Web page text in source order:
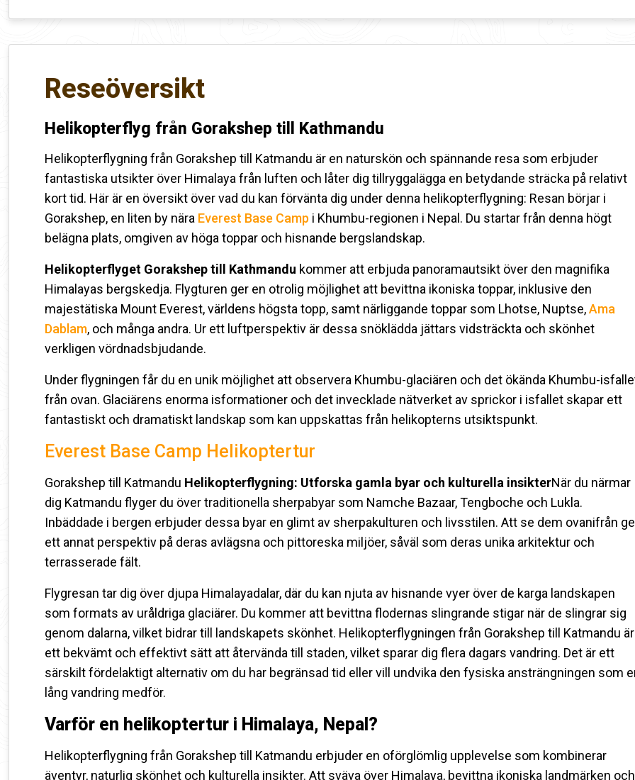
Reseöversikt
Helikopterflyg från Gorakshep till Kathmandu
Helikopterflygning från Gorakshep till Katmandu är en naturskön och spännande resa som erbjuder
fantastiska utsikter över Himalaya från luften och låter dig tillryggalägga en betydande sträcka på relativt
kort tid. Här är en översikt över vad du kan förvänta dig under denna helikopterflygning: Resan börjar i
Gorakshep, en liten by nära Everest Base Camp i Khumbu-regionen i Nepal. Du startar från denna högt
belägna plats, omgiven av höga toppar och hisnande bergslandskap.
Helikopterflyget Gorakshep till Kathmandu kommer att erbjuda panoramautsikt över den magnifika
Himalayas bergskedja. Flygturen ger en otrolig möjlighet att bevittna ikoniska toppar, inklusive den
majestätiska Mount Everest, världens högsta topp, samt närliggande toppar som Lhotse, Nuptse,Ama
Dablam, och många andra. Ur ett luftperspektiv är dessa snöklädda jättars vidsträckta och skönhet
verkligen vördnadsbjudande.
Under flygningen får du en unik möjlighet att observera Khumbu-glaciären och det ökända Khumbu-
från ovan. Glaciärens enorma isformationer och det invecklade nätverket av sprickor i isfallet skapar ett
fantastiskt och dramatiskt landskap som kan uppskattas från helikopterns utsiktspunkt.
Everest Base Camp Helikoptertur
Gorakshep till Katmandu Helikopterflygning: Utforska gamla byar och kulturella insikterNär du närmar
dig Katmandu flyger du över traditionella sherpabyar som Namche Bazaar, Tengboche och Lukla.
Inbäddade i bergen erbjuder dessa byar en glimt av sherpakulturen och livsstilen. Att se dem ovanifrån
ett annat perspektiv på deras avlägsna och pittoreska miljöer, såväl som deras unika arkitektur och
terrasserade fält.
Flygresan tar dig över djupa Himalayadalar, där du kan njuta av hisnande vyer över de karga landskapen
som formats av uråldriga glaciärer. Du kommer att bevittna flodernas slingrande stigar när de slingrar sig
genom dalarna, vilket bidrar till landskapets skönhet. Helikopterflygningen från Gorakshep till Katmandu är
ett bekvämt och effektivt sätt att återvända till staden, vilket sparar dig flera dagars vandring. Det är ett
särskilt fördelaktigt alternativ om du har begränsad tid eller vill undvika den fysiska ansträngningen som
lång vandring medför.
Varför en helikoptertur i Himalaya, Nepal?
Helikopterflygning från Gorakshep till Katmandu erbjuder en oförglömlig upplevelse som kombinerar
äventyr, naturlig skönhet och kulturella insikter. Att sväva över Himalaya, bevittna ikoniska landmärken och